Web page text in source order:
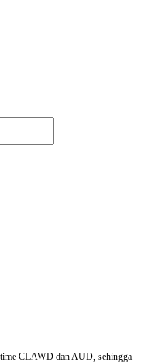
CLAWD dan AUD, sehingga